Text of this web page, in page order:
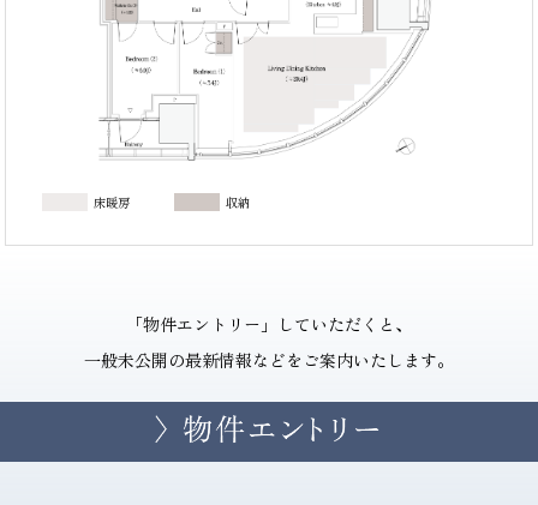
床暖房 収納
「物件エントリー」していただくと、
一般未公開の最新情報などをご案内いたします。